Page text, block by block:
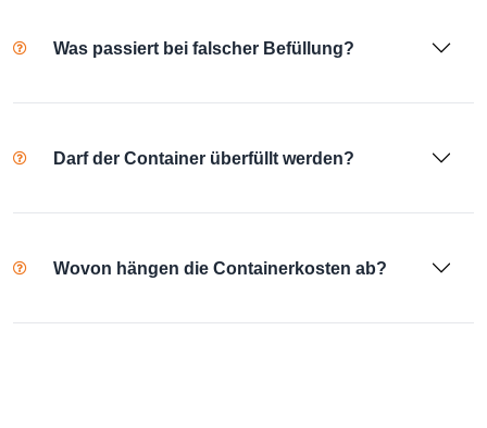
Was passiert bei falscher Befüllung?
Darf der Container überfüllt werden?
Wovon hängen die Containerkosten ab?